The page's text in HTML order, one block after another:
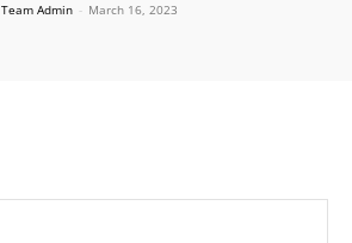
Team Admin - March 16, 2023